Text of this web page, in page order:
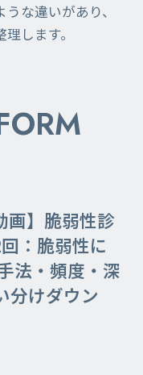
な違いがあり、
します。
画】脆弱性診
：脆弱性に
法・頻度・深
分けダウン